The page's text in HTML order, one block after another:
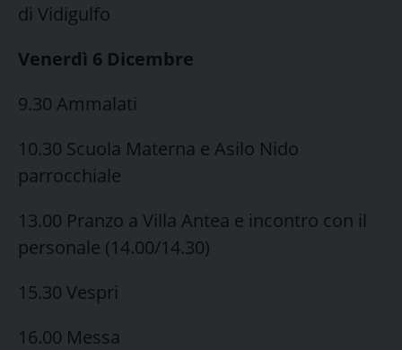
di Vidigulfo
Venerdì 6 Dicembre
9.30 Ammalati
10.30 Scuola Materna e Asilo Nido
parrocchiale
13.00 Pranzo a Villa Antea e incontro con il
personale (14.00/14.30)
15.30 Vespri
16.00 Messa